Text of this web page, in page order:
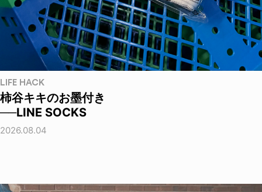
LIFE HACK
柿谷キキのお墨付き
──LINE SOCKS
2026.08.04